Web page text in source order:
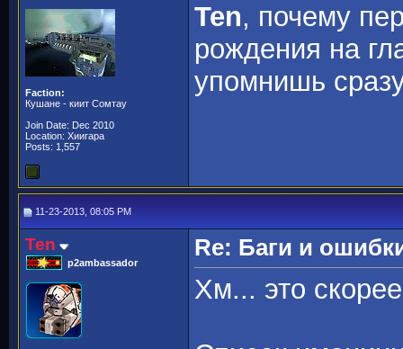
Faction:
Кушане - киит Сомтау
Join Date: Dec 2010
Location: Хиигара
Posts: 1,557
Ten, почему
рождения на
упомнишь
11-23-2013, 08:05 PM
Ten
p2ambassador
Re: Баги и
Хм... это